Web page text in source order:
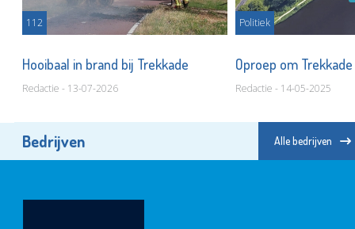
112
Hooibaal in brand bij Trekkade
Redactie - 13-07-2026
Politiek
Oproep om
Redactie - 14-05-2025
Bedrijven Alle bedrijven